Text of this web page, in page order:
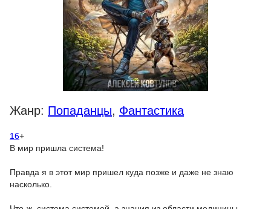
Жанр: Попаданцы, Фантастика
16+
В мир пришла система!
Правда я в этот мир пришел куда позже и даже не знаю
насколько.